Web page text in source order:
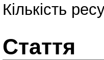
Кількість
Стаття